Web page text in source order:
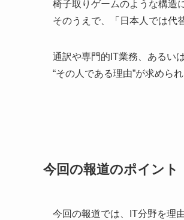
椅子取りゲームのような構造
そのうえで、「日本人では代
通訳や専門的IT業務、あるい
“その人である理由”が求めら
今回の報道のポイント
今回の報道では、IT分野を理